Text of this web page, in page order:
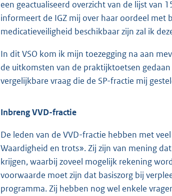
een geactualiseerd overzicht van de lijst van
informeert de IGZ mij over haar oordeel
medicatieveiligheid beschikbaar zijn zal ik
In dit VSO kom ik mijn toezegging na aan
de uitkomsten van de praktijktoetsen
vergelijkbare vraag die de SP-fractie mij
Inbreng VVD-fractie
De leden van de VVD-fractie hebben met
Waardigheid en trots». Zij zijn van mening
krijgen, waarbij zoveel mogelijk rekening
voorwaarde moet zijn dat basiszorg bij
programma. Zij hebben nog wel enkele